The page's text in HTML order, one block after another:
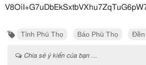
Tỉnh Phú Thọ Báo Phú Thọ Đền
Chia sẻ ý kiến của bạn ...